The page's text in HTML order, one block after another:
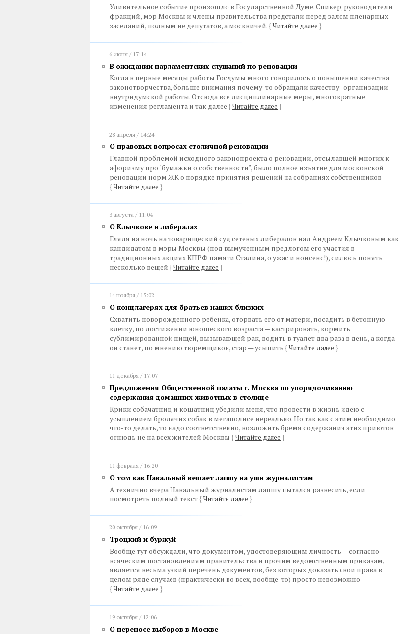
Удивительное событие произошло в Государственной Думе. Спикер, руководители
фракций, мэр Москвы и члены правительства предстали перед залом пленарных
заседаний, полным не депутатов, а москвичей. { Читайте далее }
6 июня / 17:14
В ожидании парламентских слушаний по реновации
Когда в первые месяцы работы Госдумы много говорилось о повышении качества
законотворчества, больше внимания почему-то обращали качеству _организации_
внутридумской работы. Отсюда все дисциплинарные меры, многократные
изменения регламента и так далее { Читайте далее }
28 апреля / 14:24
О правовых вопросах столичной реновации
Главной проблемой исходного законопроекта о реновации, отсылавшей многих к
афоризму про "бумажки о собственности", было полное изъятие для московской
реновации норм ЖК о порядке принятия решений на собраниях собственников
{ Читайте далее }
3 августа / 11:04
О Клычкове и либералах
Глядя на ночь на товарищеский суд сетевых либералов над Андреем Клычковым как
кандидатом в мэры Москвы (под вымученным предлогом его участия в
традиционных акциях КПРФ памяти Сталина, о ужас и нонсенс!), силюсь понять
несколько вещей { Читайте далее }
14 ноября / 15:02
О концлагерях для братьев наших близких
Схватить новорожденного ребенка, оторвать его от матери, посадить в бетонную
клетку, по достижении юношеского возраста — кастрировать, кормить
сублимированной пищей, вызывающей рак, водить в туалет два раза в день, а когда
он станет, по мнению тюремщиков, стар — усыпить { Читайте далее }
11 декабря / 17:07
Предложения Общественной палаты г. Москва по упорядочиванию
содержания домашних животных в столице
Крики собачатниц и кошатниц убедили меня, что провести в жизнь идею с
усыплением бродячих собак в мегаполисе нереально. Но так как с этим необходимо
что-то делать, то надо соответственно, возложить бремя содержания этих приютов
отнюдь не на всех жителей Москвы { Читайте далее }
11 февраля / 16:20
О том как Навальный вешает лапшу на уши журналистам
А технично вчера Навальный журналистам лапшу пытался развесить, если
посмотреть полный текст { Читайте далее }
20 октября / 16:09
Троцкий и буржуй
Вообще тут обсуждали, что документом, удостоверяющим личность — согласно
всяческим постановлениям правительства и прочим ведомственным приказам,
является весьма узкий перечень документов, без которых доказать свои права в
целом ряде случаев (практически во всех, вообще-то) просто невозможно
{ Читайте далее }
19 октября / 12:06
О переносе выборов в Москве